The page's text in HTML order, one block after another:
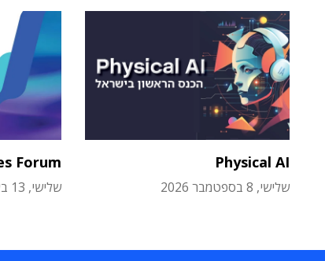
Physical AI
שלישי, 8 בספטמבר 2026
Forum
שלישי, 13 באוקטובר 2026